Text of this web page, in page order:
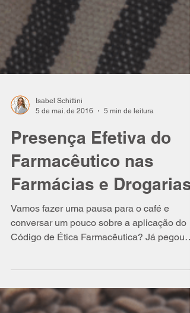
Isabel Schittini
5 de mai. de 2016
5 min de leitura
Presença Efetiva do
Farmacêutico nas
Farmácias e Drogarias
Vamos fazer uma pausa para o café e
conversar um pouco sobre a aplicação do